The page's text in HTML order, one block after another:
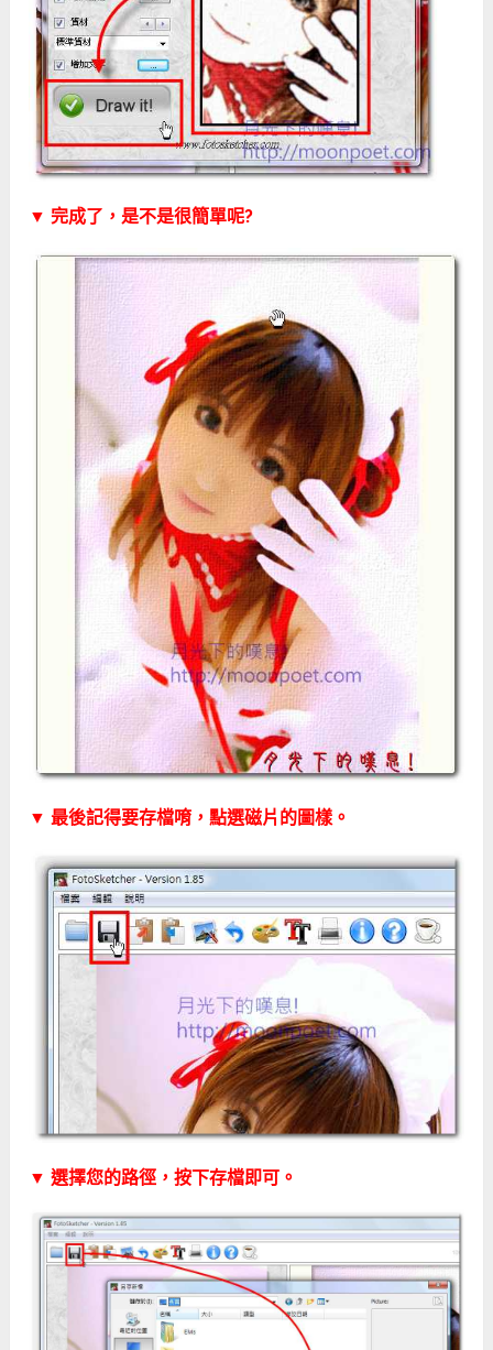
▼ 完成了，是不是很簡單呢?
▼ 最後記得要存檔唷，點選磁片的圖樣。
▼ 選擇您的路徑，按下存檔即可。